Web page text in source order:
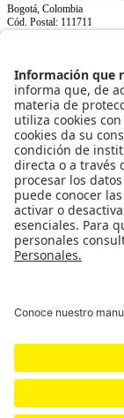
Bogotá, Colombia
Cód. Postal: 111711
NORMATIVIDAD
Transparencia y acceso a
Uso de datos personales
ENLACES RÁPIDOS
Facultad
Programas
Investigación
REDES SOCIALES
Universidad de los Andes |
Reconocimiento como